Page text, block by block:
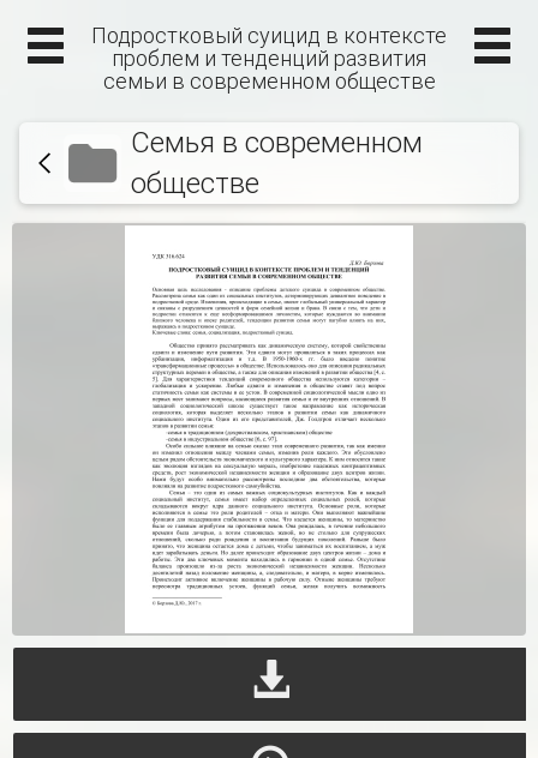
Подростковый суицид в контексте
проблем и тенденций развития
семьи в современном обществе
Семья в современном
обществе